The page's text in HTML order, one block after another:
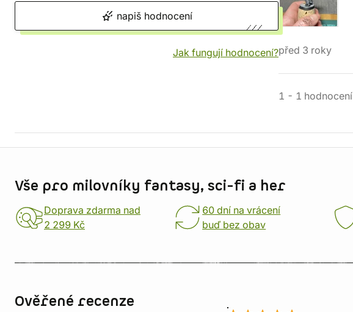
napiš hodnocení
Jak fungují hodnocení?před 3 roky
1 - 1 hodnocení
Vše pro milovníky fantasy, sci-fi a her
Doprava zdarma nad
2 299 Kč
60 dní na vrácení
buď bez obav
Ověřené recenze